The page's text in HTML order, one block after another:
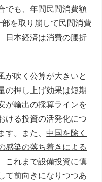
でも、年間民間消費額
を取り崩して民間消費
日本経済は消費の腰折
が吹く公算が大きいと
の押し上げ効果は短期
が輸出の採算ラインを
ける投資の活発化につ
す。また、 中国を除く
感染の落ち着きによる
これまで設備投資に慎
て前向きになりつつあ